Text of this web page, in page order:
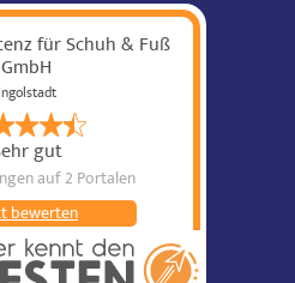
für Schuh & Fuß
GmbH
Ingolstadt
gut
auf 2 Portalen
bewerten